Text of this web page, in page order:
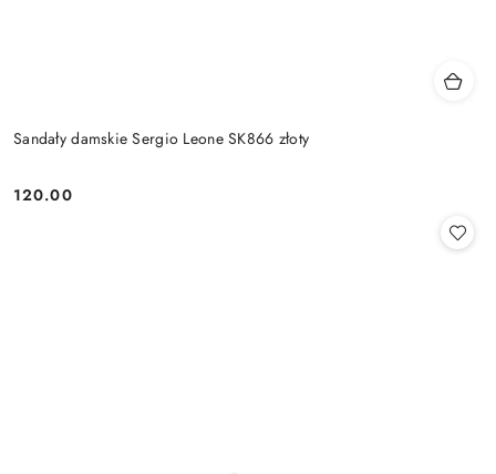
Sandały damskie Sergio Leone SK866 złoty
Cena:
120.00